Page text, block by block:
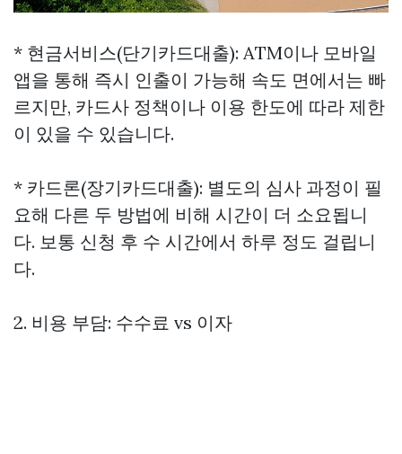
* 현금서비스(단기카드대출): ATM이나 모바일
앱을 통해 즉시 인출이 가능해 속도 면에서는 빠
르지만, 카드사 정책이나 이용 한도에 따라 제한
이 있을 수 있습니다.
* 카드론(장기카드대출): 별도의 심사 과정이 필
요해 다른 두 방법에 비해 시간이 더 소요됩니
다. 보통 신청 후 수 시간에서 하루 정도 걸립니
다.
2. 비용 부담: 수수료 vs 이자